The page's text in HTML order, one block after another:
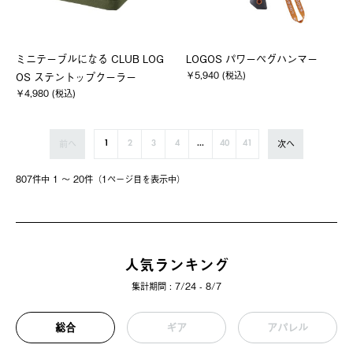
ミニテーブルになる CLUB LOG
OS ステントップクーラー
￥4,980 (税込)
LOGOS パワーペグハンマー
￥5,940 (税込)
807件中 1 〜 20件（1ページ⽬を表⽰中）
前へ 1 2 3 4 ... 40 41 次へ
人気ランキング
集計期間 : 7/24 - 8/7
総合 ギア アパレル